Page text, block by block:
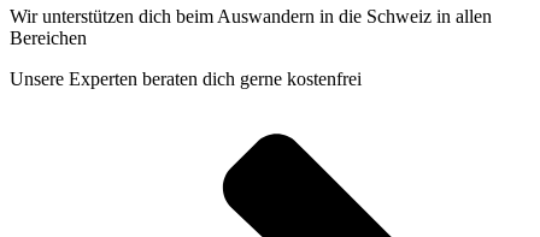
Wir unterstützen dich beim Auswandern in die Schweiz in allen
Bereichen
Unsere Experten beraten dich gerne kostenfrei